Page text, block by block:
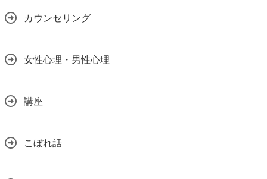
カウンセリング
女性心理・男性心理
講座
こぼれ話